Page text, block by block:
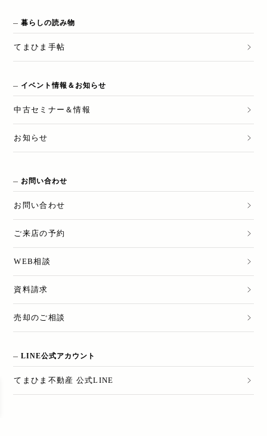
暮らしの読み物
てまひま手帖
イベント情報＆お知らせ
中古セミナー＆情報
お知らせ
お問い合わせ
お問い合わせ
ご来店の予約
WEB相談
資料請求
売却のご相談
LINE公式アカウント
てまひま不動産 公式LINE